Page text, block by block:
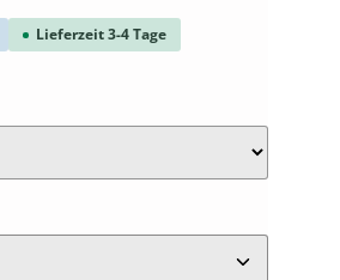
Lieferzeit 3-4 Tage